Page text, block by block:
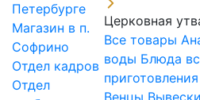
Петербурге
Магазин в п.
Софрино
Отдел кадров
Отдел
Церковная
Все товары
воды Блюда
Венцы